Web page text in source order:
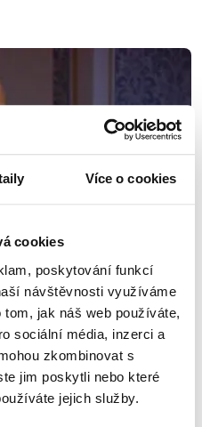
Více o cookies
cookies
poskytování funkcí
návštěvnosti využíváme
jak náš web používáte,
sociální média, inzerci a
zkombinovat s
jim poskytli nebo které
jejich služby.
OVĚŘENO
ČT: Michal
interview
představilo 8 kandidátů